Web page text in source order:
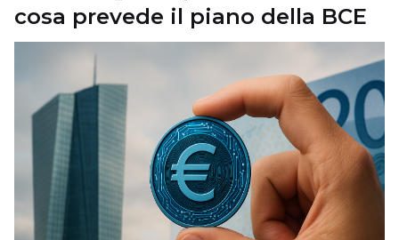
cosa prevede il piano della BCE